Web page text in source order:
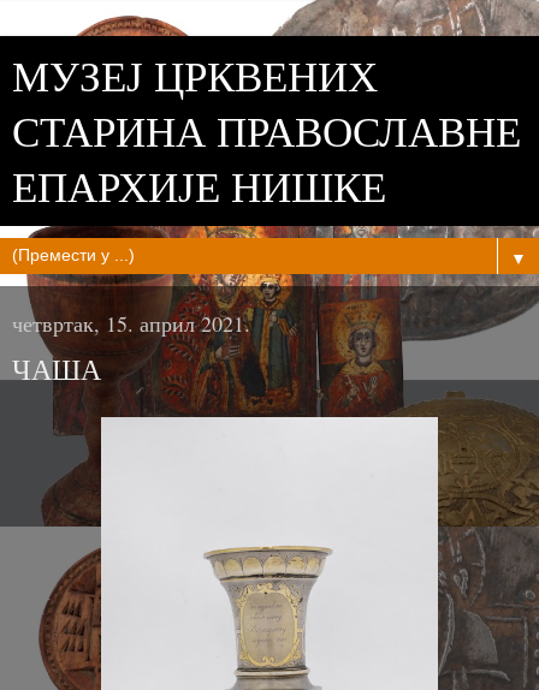
МУЗЕЈ ЦРКВЕНИХ
СТАРИНА ПРАВОСЛАВНЕ
ЕПАРХИЈЕ НИШКЕ
▼
четвртак, 15. април 2021.
ЧАША